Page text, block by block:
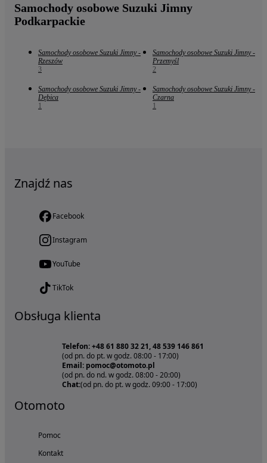
Samochody osobowe Suzuki Jimny
Podkarpackie
Samochody osobowe Suzuki Jimny -
Rzeszów
3
Samochody osobowe Suzuki Jimny -
Przemyśl
2
Samochody osobowe Suzuki Jimny -
Dębica
1
Samochody osobowe Suzuki Jimny -
Czarna
1
Znajdź nas
Facebook
Instagram
YouTube
TikTok
Obsługa klienta
Telefon: +48 61 880 32 21, 48 539 146 861
(od pn. do pt. w godz. 08:00 - 17:00)
Email: pomoc@otomoto.pl
(od pn. do nd. w godz. 08:00 - 20:00)
Chat:(od pn. do pt. w godz. 09:00 - 17:00)
Otomoto
Pomoc
Kontakt